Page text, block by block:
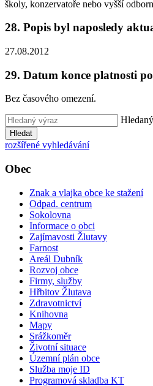
školy, konzervatoře nebo vyšší
28. Popis byl naposledy
27.08.2012
29. Datum konce platnosti
Bez časového omezení.
Hledat
rozšířené vyhledávání
Obec
Znak a vlajka obce ke stažení
Odpad. centrum
Sokolovna
Informace o obci
Zajímavosti Žlutavy
Farnost
Areál Dubník
Rozvoj obce
Firmy, služby
Hřbitov Žlutava
Zdravotnictví
Knihovna
Mapy
Srážkoměr
Životní situace
Územní plán obce
Služba moje ID
Programová skladba KT